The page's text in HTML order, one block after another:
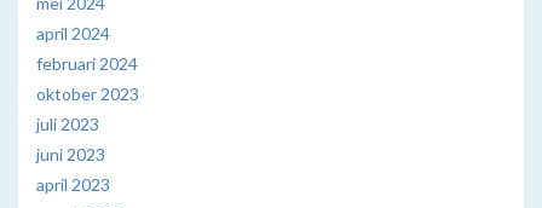
april 2024
februari 2024
oktober 2023
juli 2023
juni 2023
april 2023